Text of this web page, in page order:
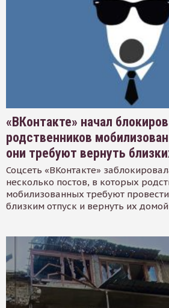
«ВКонтакте» начал
родственников
они требуют вернуть
Соцсеть «ВКонтакте»
несколько постов, в которых
мобилизованных требуют
близким отпуск и вернуть их домой